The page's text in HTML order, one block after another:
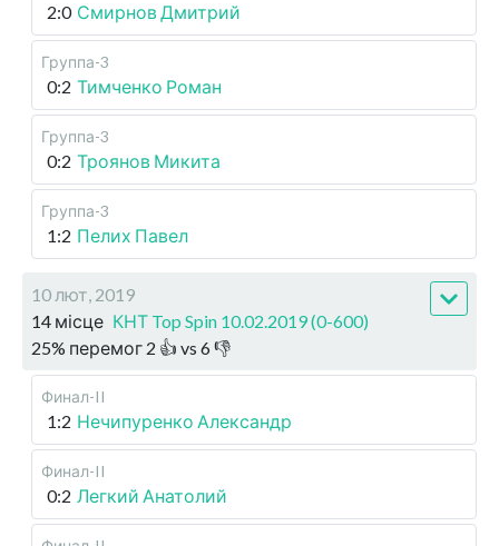
2:0 Смирнов Дмитрий
Группа-3
0:2 Тимченко Роман
Группа-3
0:2 Троянов Микита
Группа-3
1:2 Пелих Павел
10 лют, 2019
14 місце КНТ Top Spin 10.02.2019 (0-600)
25% перемог 2 👍 vs 6👎
Финал-II
1:2 Нечипуренко Александр
Финал-II
0:2 Легкий Анатолий